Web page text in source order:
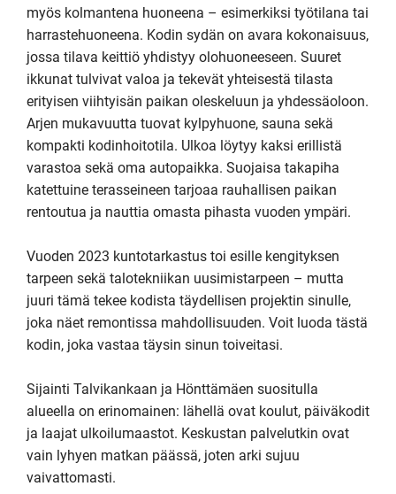
myös kolmantena huoneena – esimerkiksi työtilana tai
harrastehuoneena. Kodin sydän on avara kokonaisuus,
jossa tilava keittiö yhdistyy olohuoneeseen. Suuret
ikkunat tulvivat valoa ja tekevät yhteisestä tilasta
erityisen viihtyisän paikan oleskeluun ja yhdessäoloon.
Arjen mukavuutta tuovat kylpyhuone, sauna sekä
kompakti kodinhoitotila. Ulkoa löytyy kaksi erillistä
varastoa sekä oma autopaikka. Suojaisa takapiha
katettuine terasseineen tarjoaa rauhallisen paikan
rentoutua ja nauttia omasta pihasta vuoden ympäri.
Vuoden 2023 kuntotarkastus toi esille kengityksen
tarpeen sekä talotekniikan uusimistarpeen – mutta
juuri tämä tekee kodista täydellisen projektin sinulle,
joka näet remontissa mahdollisuuden. Voit luoda tästä
kodin, joka vastaa täysin sinun toiveitasi.
Sijainti Talvikankaan ja Hönttämäen suositulla
alueella on erinomainen: lähellä ovat koulut, päiväkodit
ja laajat ulkoilumaastot. Keskustan palvelutkin ovat
vain lyhyen matkan päässä, joten arki sujuu
vaivattomasti.